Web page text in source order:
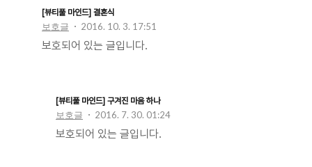
노친네 생일이 나랑 무슨 상관이라고." 어
이없다는 웃음과 함께, 쓰잘데없는 소릴
지껄인다며 현준은 술잔을 들었다. 짜증
리나 표정으로 하여금 구형과는 완전 다
른 인물임을 새삼 깨달을 수 있게 하였다.
구형과 현준은 서로의 얼굴이..
편애 등을 겪었는데, 그 중 특히 늘 비교
대상이 되곤 했돈 한조에게 약간의 열등
감을 가지고 자라게 된다. 한조는 그런 동
버지도 물론 존경하고 따랐지만 그는 어
신경 쓰시고 안타까워하는 자신의 동생
[뷰티풀 마인드] 결혼식
보호글 2016. 10. 3. 17:51
보호되어 있는 글입니다.
[뷰티풀 마인드] 구겨진 마음 하나
보호글 2016. 7. 30. 01:24
보호되어 있는 글입니다.